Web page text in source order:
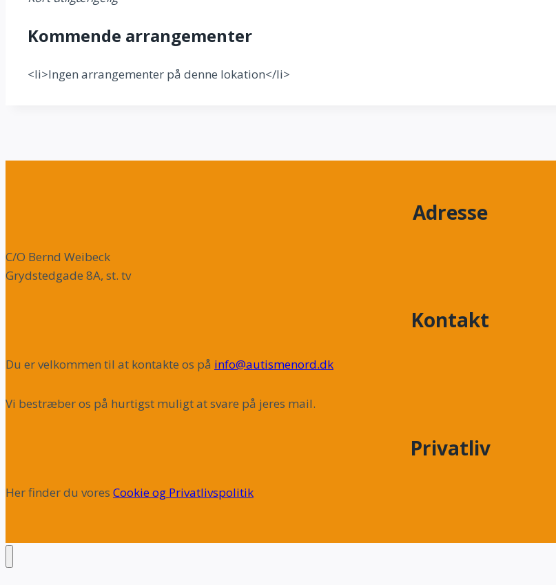
Kommende arrangementer
<li>Ingen arrangementer på denne lokation</li>
Adresse
C/O Bernd Weibeck
Grydstedgade 8A, st. tv
Kontakt
Du er velkommen til at kontakte os på info@autismenord.dk
Vi bestræber os på hurtigst muligt at svare på jeres mail.
Privatliv
Her finder du vores Cookie og Privatlivspolitik